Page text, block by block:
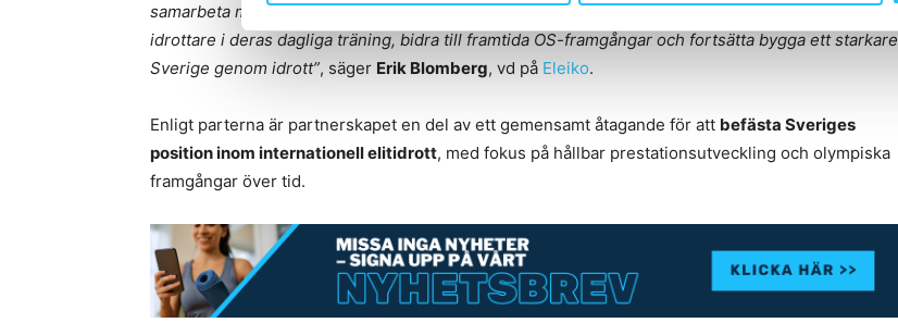
samarbeta med Sveriges Olympiska Kommitté. Tillsammans ser vi fram emot att stötta nationella
idrottare i deras dagliga träning, bidra till framtida OS-framgångar och fortsätta bygga ett starkare
Sverige genom idrott”, säger Erik Blomberg, vd på Eleiko.
Enligt parterna är partnerskapet en del av ett gemensamt åtagande för att befästa Sveriges
position inom internationell elitidrott, med fokus på hållbar prestationsutveckling och olympiska
framgångar över tid.